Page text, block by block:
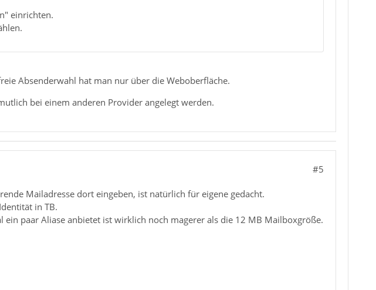
einrichten.
Absenderwahl hat man nur über die Weboberfläche.
bei einem anderen Provider angelegt werden.
#5
Mailadresse dort eingeben, ist natürlich für eigene gedacht.
in TB.
paar Aliase anbietet ist wirklich noch magerer als die 12 MB Mailboxgröße.